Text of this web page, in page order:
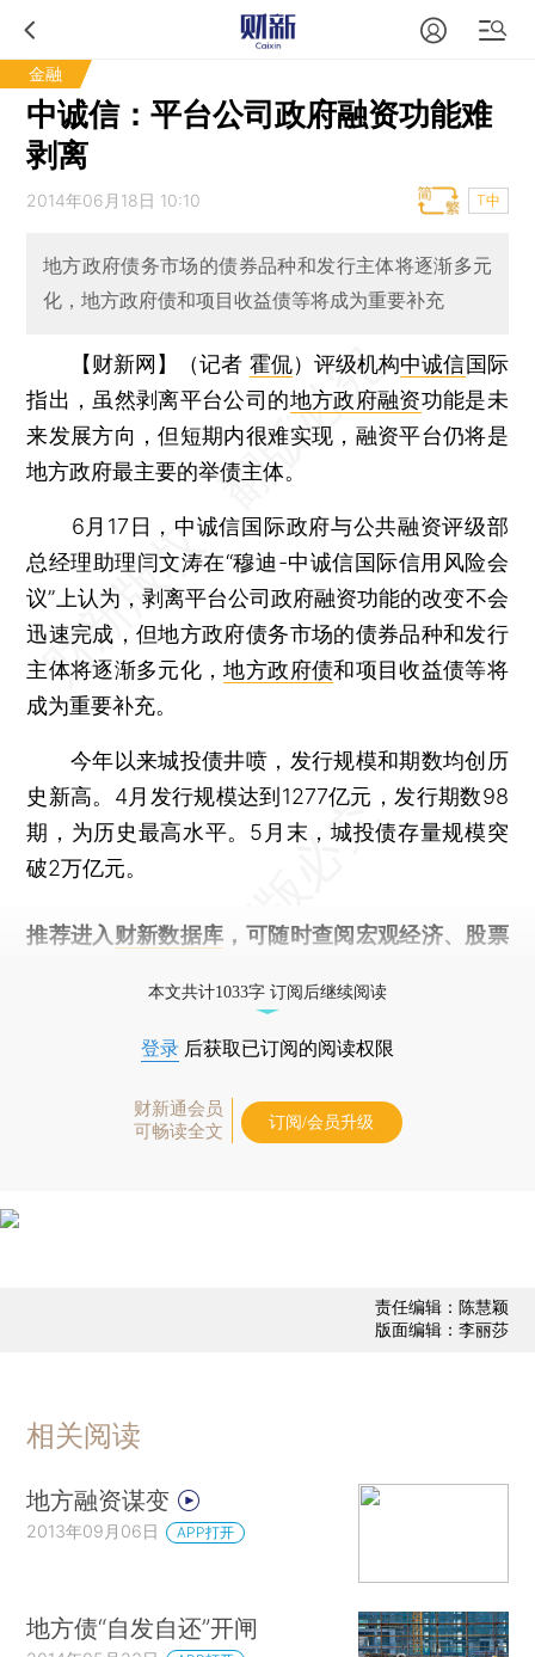
金融
中诚信：平台公司政府融资功能难
剥离
2014年06月18日 10:10 T中
地方政府债务市场的债券品种和发行主体将逐渐多元
化，地方政府债和项目收益债等将成为重要补充
【财新网】（记者 霍侃） 评级机构中诚信国际
指出，虽然剥离平台公司的地方政府融资功能是未
来发展方向，但短期内很难实现，融资平台仍将是
地方政府最主要的举债主体。
6月17日，中诚信国际政府与公共融资评级部
总经理助理闫文涛在“穆迪-中诚信国际信用风险会
议”上认为，剥离平台公司政府融资功能的改变不会
迅速完成，但地方政府债务市场的债券品种和发行
主体将逐渐多元化，地方政府债和项目收益债等将
成为重要补充。
今年以来城投债井喷，发行规模和期数均创历
史新高。4月发行规模达到1277亿元，发行期数98
期，为历史最高水平。5月末，城投债存量规模突
破2万亿元。
推荐进入 财新数据库 ，可随时查阅宏观经济、股票
本文共计1033字 订阅后继续阅读
登录 后获取已订阅的阅读权限
财新通会员
可畅读全文
订阅/会员升级
责任编辑：陈慧颖
版面编辑：李丽莎
相关阅读
地方融资谋变
2013年09月06日 APP打开
地方债“自发自还”开闸